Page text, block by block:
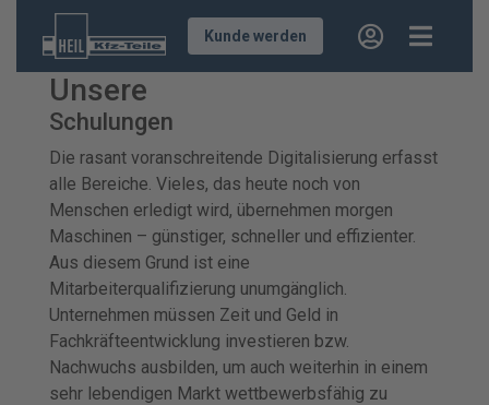
Kunde werden
Unsere
Schulungen
Die rasant voranschreitende Digitalisierung erfasst
alle Bereiche. Vieles, das heute noch von
Menschen erledigt wird, übernehmen morgen
Maschinen – günstiger, schneller und effizienter.
Aus diesem Grund ist eine
Mitarbeiterqualifizierung unumgänglich.
Unternehmen müssen Zeit und Geld in
Fachkräfteentwicklung investieren bzw.
Nachwuchs ausbilden, um auch weiterhin in einem
sehr lebendigen Markt wettbewerbsfähig zu